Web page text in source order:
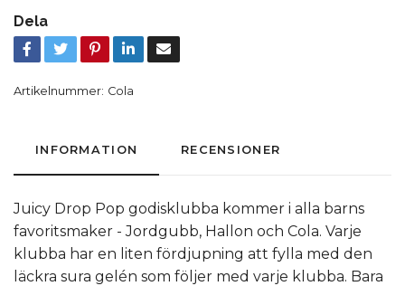
Dela
Artikelnummer: Cola
INFORMATION RECENSIONER
Juicy Drop Pop godisklubba kommer i alla barns
favoritsmaker - Jordgubb, Hallon och Cola. Varje
klubba har en liten fördjupning att fylla med den
läckra sura gelén som följer med varje klubba. Bara